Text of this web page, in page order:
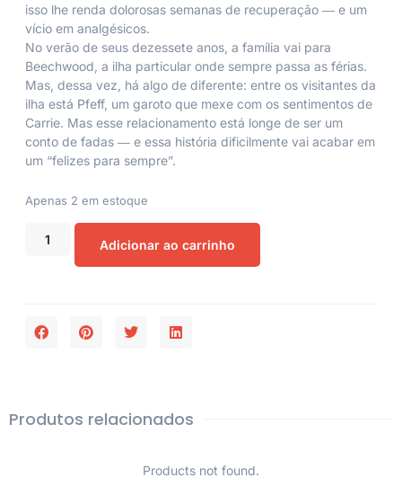
isso lhe renda dolorosas semanas de recuperação ― e um
vício em analgésicos.
No verão de seus dezessete anos, a família vai para
Beechwood, a ilha particular onde sempre passa as férias.
Mas, dessa vez, há algo de diferente: entre os visitantes da
ilha está Pfeff, um garoto que mexe com os sentimentos de
Carrie. Mas esse relacionamento está longe de ser um
conto de fadas ― e essa história dificilmente vai acabar em
um “felizes para sempre”.
Apenas 2 em estoque
Adicionar ao carrinho
Produtos relacionados
Products not found.